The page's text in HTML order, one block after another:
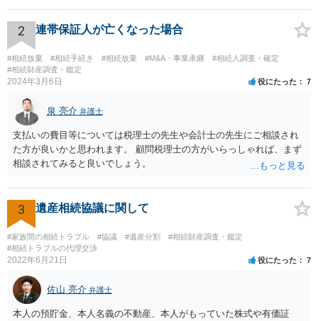
ります。 もし、主張したい事実や考慮してほしい事情に関連して
資料を持っているようであれば、主張書面とは別で提出できます。も
し、お姉さんに見られたくないような資料がある場合、「非開示の希
望に関する申出書」と共に提出することも考えられます。 ご質問：書
いた方が良い事と書かない方が良い事 回答： お姉さんが申立書の「申
立ての趣旨」のところに書いている遺産の分け方に対して意見があれ
ば、まずそれを書くとよいです。 次に「申立ての理由」のところに、
なぜ調停を申し立てたのか(例えば、あかささんと話合いが出来ない／
決裂した、など)や亡くなった方・あかささん・お姉さん間の事情やい
きさつなどが書かれていると思うので、あかささんから見てそれは違
うと感じるところは、どのように違うのか、など書くとよいです。 そ
の他、お姉さんの申立書には書かれていないけど、どのように遺産を
った等)、それも書くとよいです。 書かない方が良いと思うことは、遺
産分割に関係ない(と思われる)いきさつを沢山盛り込むことだと考えま
す(あくまで遺産分割に関係することに留める方が、裁判所や調停委員
の方に事情を理解してもらいやすいと思います)。
2 連帯保証人が亡くなった場合
#相続放棄 #相続手続き #相続放棄 #M&A・事業承継
#相続人調査・確定
#相続財産調査・鑑定
2024年3月6日 役にたった 7
泉 亮介 弁護士
支払いの費目等については税理士の先生や会計士の先生にご相談され
た方が良いかと思われます。 顧問税理士の方がいらっしゃれば、まず
相談されてみると良いでしょう。
3 遺産相続協議に関して
#家族間の相続トラブル #協議 #遺産分割
#相続財産調査・鑑定
#相続トラブルの代理交渉
2022年6月21日 役にたった 7
佐山 亮介 弁護士
本人の預貯金、本人名義の不動産、本人がもっていた株式や有価証